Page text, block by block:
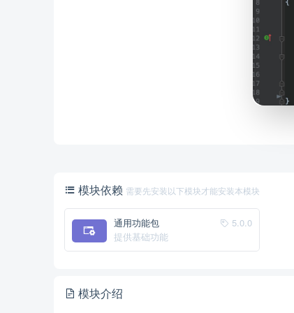
模块依赖 需要先安装以下模块才能安装本模块
5.0.0
通用功能包
提供基础功能
模块介绍